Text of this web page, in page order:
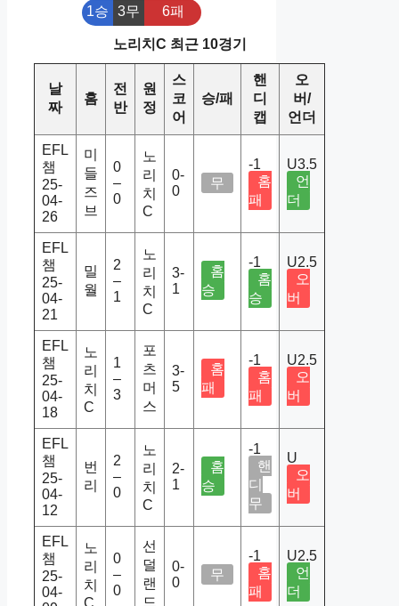
1승 3무 6패
노리치C 최근 10경기
날
짜
홈
전
반
원
정
스
코
어
승/패
핸
디
캡
오
버/
언더
EFL
챔
25-
04-
26
미
들
즈
브
0
–
0
노
리
치
C
0-
0
무
-1
홈
패
U3.5
언
더
EFL
챔
25-
04-
21
밀
월
2
–
1
노
리
치
C
3-
1
홈
승
-1
홈
승
U2.5
오
버
EFL
챔
25-
04-
18
노
리
치
C
1
–
3
포
츠
머
스
3-
5
홈
패
-1
홈
패
U2.5
오
버
EFL
챔
25-
04-
12
번
리
2
–
0
노
리
치
C
2-
1
홈
승
-1
핸
디
무
U
오
버
EFL
챔
25-
04-
노
리
치
C
0
–
0
선
덜
랜
드
0-
0
무
-1
홈
패
U2.5
언
더